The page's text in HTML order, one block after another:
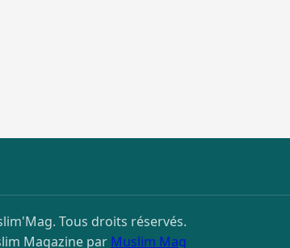
Tous droits réservés.
Magazine par Muslim Mag